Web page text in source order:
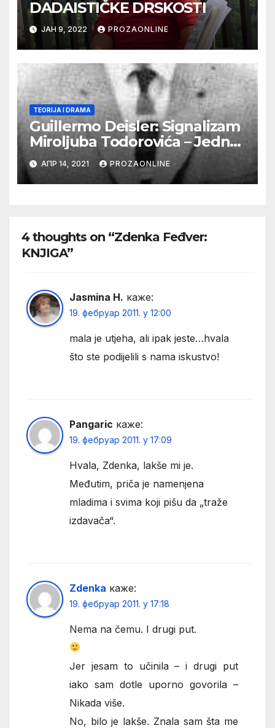
DADAISTIČKE DRSKOSTI
ЈАН 9, 2022 PROZAONLINE
TEORIJA I DRAMA
Guillermo Deisler: Signalizam
Miroljuba Todorovića – Jedna
kosmička svest
АПР 14, 2021 PROZAONLINE
4 thoughts on “Zdenka Feđver:
KNJIGA”
Jasmina H. каже:
19. фебруар 2011. у 12:00
mala je utjeha, ali ipak jeste…hvala
što ste podijelili s nama iskustvo!
Pangaric каже:
19. фебруар 2011. у 17:09
Hvala, Zdenka, lakše mi je.
Međutim, priča je namenjena
mladima i svima koji pišu da „traže
izdavača“.
Zdenka каже:
19. фебруар 2011. у 17:18
Nema na čemu. I drugi put.
Jer jesam to učinila – i drugi put
iako sam dotle uporno govorila –
Nikada više.
No, bilo je lakše. Znala sam šta me